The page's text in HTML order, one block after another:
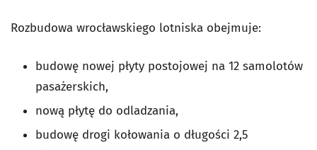
Rozbudowa wrocławskiego lotniska obejmuje:
budowę nowej płyty postojowej na 12 samolotów
pasażerskich,
nową płytę do odladzania,
budowę drogi kołowania o długości 2,5